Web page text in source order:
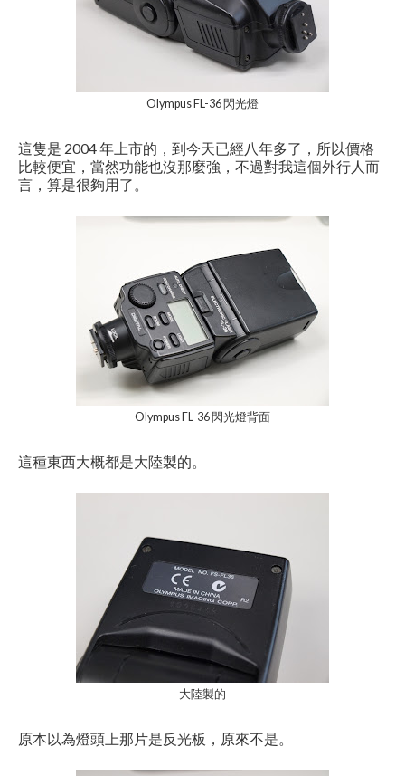
Olympus FL-36 閃光燈
這隻是 2004 年上市的，到今天已經八年多了，所以價格
比較便宜，當然功能也沒那麼強，不過對我這個外行人而
言，算是很夠用了。
Olympus FL-36 閃光燈背面
這種東西大概都是大陸製的。
大陸製的
原本以為燈頭上那片是反光板，原來不是。